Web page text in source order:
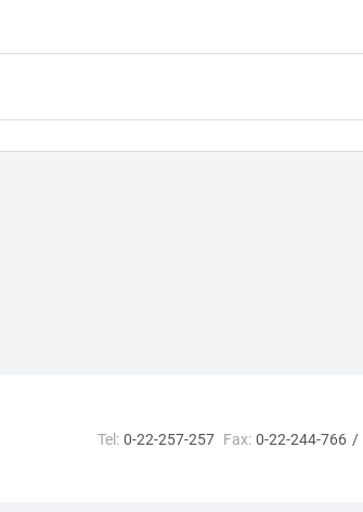
Tel: 0-22-257-257 Fax: 0-22-244-766